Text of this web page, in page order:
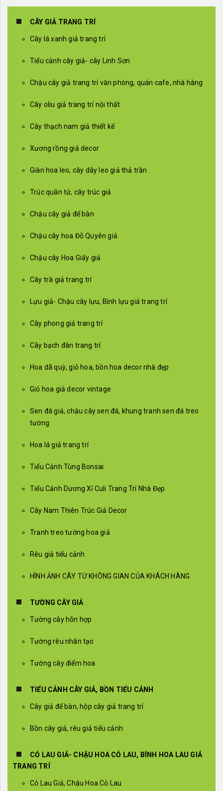
CÂY GIẢ TRANG TRÍ
Cây lá xanh giả trang trí
Tiểu cảnh cây giả- cây Linh Sơn
Chậu cây giả trang trí văn phòng, quán cafe, nhà hàng
Cây oliu giả trang trí nội thất
Cây thạch nam giả thiết kế
Xương rồng giả decor
Giàn hoa leo, cây dây leo giả thả trần
Trúc quân tử, cây trúc giả
Chậu cây giả để bàn
Chậu cây hoa Đỗ Quyên giả
Chậu cây Hoa Giấy giả
Cây trà giả trang trí
Lựu giả- Chậu cây lựu, Bình lựu giả trang trí
Cây phong giả trang trí
Cây bạch đàn trang trí
Hoa dã quỳ, giỏ hoa, bồn hoa decor nhà đẹp
Giỏ hoa giả decor vintage
Sen đá giả, chậu cây sen đá, khung tranh sen đá treo
tường
Hoa lá giả trang trí
Tiểu Cảnh Tùng Bonsai
Tiểu Cảnh Dương Xỉ Culi Trang Trí Nhà Đẹp
Cây Nam Thiên Trúc Giả Decor
Tranh treo tường hoa giả
Rêu giả tiểu cảnh
HÌNH ẢNH CÂY TỪ KHÔNG GIAN CỦA KHÁCH HÀNG
TƯỜNG CÂY GIẢ
Tường cây hỗn hợp
Tường rêu nhân tạo
Tường cây điểm hoa
TIỂU CẢNH CÂY GIẢ, BỒN TIỂU CẢNH
Cây giả để bàn, hộp cây giả trang trí
Bồn cây giả, rêu giả tiểu cảnh
CỎ LAU GIẢ- CHẬU HOA CỎ LAU, BÌNH HOA LAU GIẢ
TRANG TRÍ
Cỏ Lau Giả, Chậu Hoa Cỏ Lau